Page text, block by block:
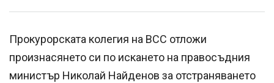
Прокурорската колегия на ВСС отложи
произнасянето си по искането на правосъдния
министър Николай Найденов за отстраняването